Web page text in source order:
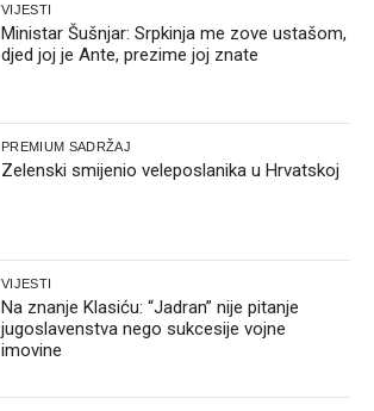
VIJESTI
Ministar Šušnjar: Srpkinja me zove ustašom,
djed joj je Ante, prezime joj znate
PREMIUM SADRŽAJ
Zelenski smijenio veleposlanika u Hrvatskoj
VIJESTI
Na znanje Klasiću: “Jadran” nije pitanje
jugoslavenstva nego sukcesije vojne
imovine